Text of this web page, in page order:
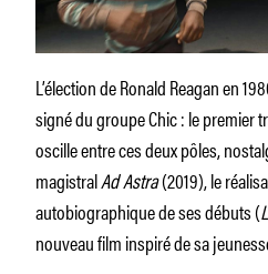
L’élection de Ronald Reagan en
signé du groupe Chic : le premier
oscille entre ces deux pôles,
magistralAd Astra(2019), le
autobiographique de ses débuts (
nouveau film inspiré de sa